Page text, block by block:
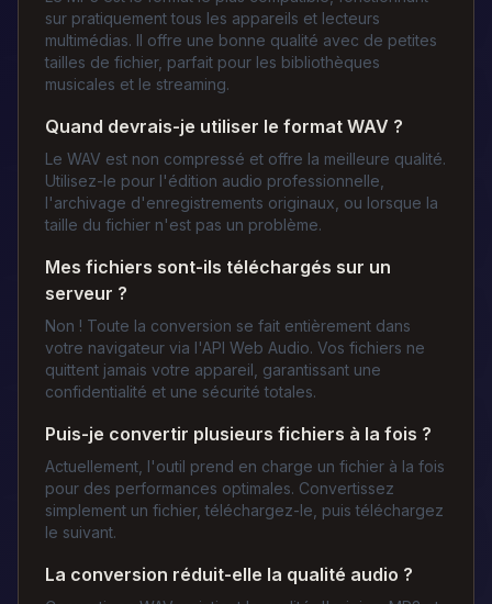
sur pratiquement tous les appareils et lecteurs
multimédias. Il offre une bonne qualité avec de petites
tailles de fichier, parfait pour les bibliothèques
musicales et le streaming.
Quand devrais-je utiliser le format WAV ?
Le WAV est non compressé et offre la meilleure qualité.
Utilisez-le pour l'édition audio professionnelle,
l'archivage d'enregistrements originaux, ou lorsque la
taille du fichier n'est pas un problème.
Mes fichiers sont-ils téléchargés sur un
serveur ?
Non ! Toute la conversion se fait entièrement dans
votre navigateur via l'API Web Audio. Vos fichiers ne
quittent jamais votre appareil, garantissant une
confidentialité et une sécurité totales.
Puis-je convertir plusieurs fichiers à la fois ?
Actuellement, l'outil prend en charge un fichier à la fois
pour des performances optimales. Convertissez
simplement un fichier, téléchargez-le, puis téléchargez
le suivant.
La conversion réduit-elle la qualité audio ?